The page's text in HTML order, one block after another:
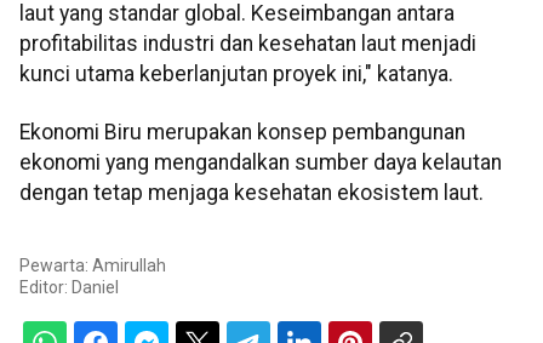
laut yang standar global. Keseimbangan antara
profitabilitas industri dan kesehatan laut menjadi
kunci utama keberlanjutan proyek ini," katanya.
Ekonomi Biru merupakan konsep pembangunan
ekonomi yang mengandalkan sumber daya kelautan
dengan tetap menjaga kesehatan ekosistem laut.
Pewarta: Amirullah
Editor: Daniel